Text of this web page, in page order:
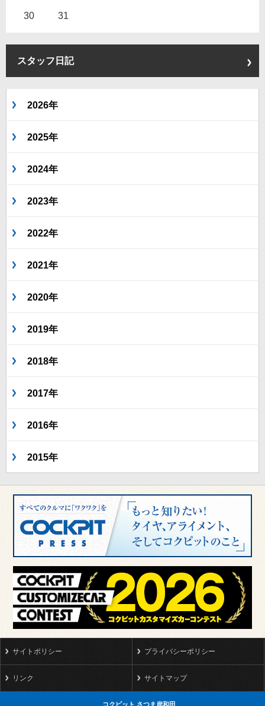
30 31
スタッフ日記
2026年
2025年
2024年
2023年
2022年
2021年
2020年
2019年
2018年
2017年
2016年
2015年
サイトポリシー プライバシーポリシー
リンク サイトマップ
コクピット さつま岸和田